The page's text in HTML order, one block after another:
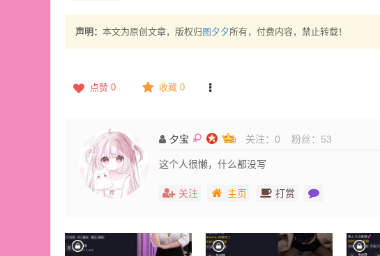
声明： 本文为原创文章，版权归 图夕夕所有，付费内容，禁止转载！
点赞 0 收藏 0
夕宝 关注： 0 粉丝： 53
这个人很懒，什么都没写
关注 主页 打赏